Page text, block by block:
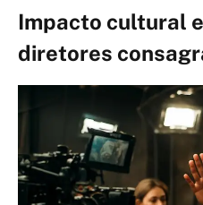
Impacto cultural
diretores